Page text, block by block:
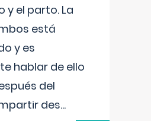
y el parto. La
está
y es
hablar de ello
del
des...